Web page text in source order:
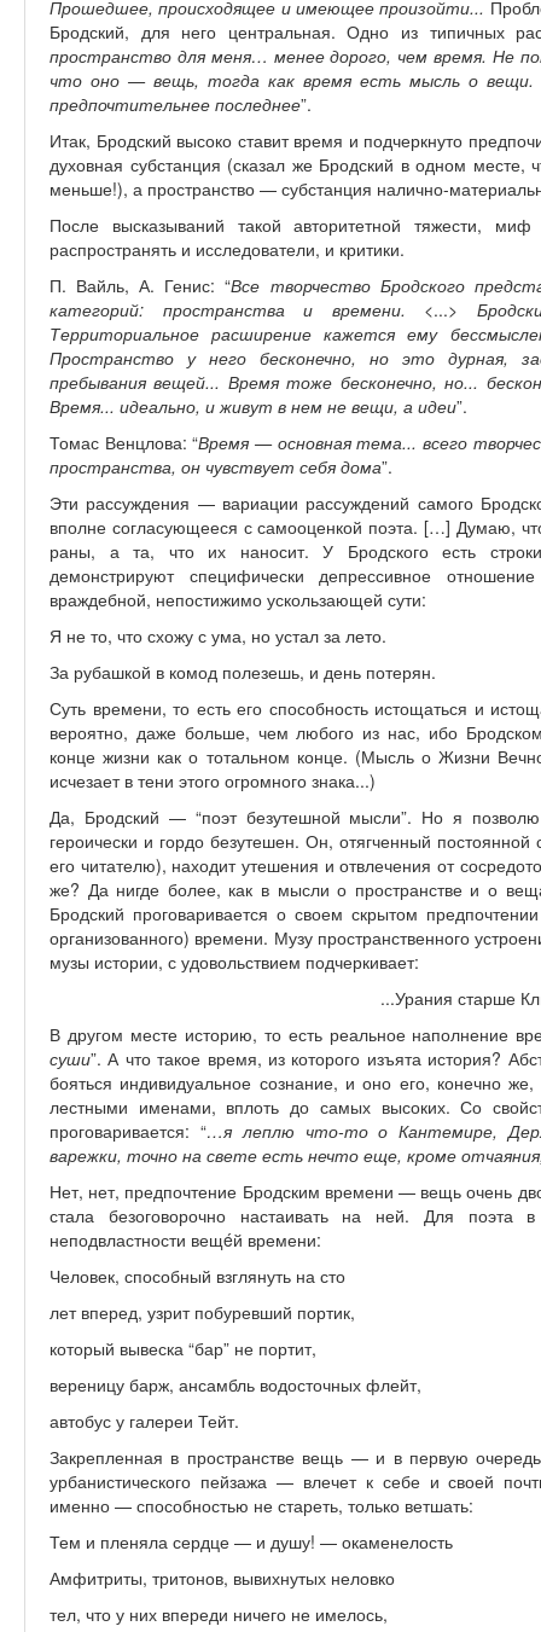
Прошедшее, происходящее и имеющее произойти...
Бродский, для него центральная. Одно из типичных
пространство для меня… менее дорого, чем время. Не
что оно — вещь, тогда как время есть мысль о
предпочтительнее последнее”.
Итак, Бродский высоко ставит время и подчеркнуто
духовная субстанция (сказал же Бродский в одном
меньше!), а пространство — субстанция налично-
После высказываний такой авторитетной тяжести,
распространять и исследователи, и критики.
П. Вайль, А. Генис: “Все творчество Бродского
категорий: пространства и времени. <...>
Территориальное расширение кажется ему
Пространство у него бесконечно, но это дурная,
пребывания вещей... Время тоже бесконечно, но...
Время... идеально, и живут в нем не вещи, а идеи”.
Томас Венцлова: “Время — основная тема... всего
пространства, он чувствует себя дома”.
Эти рассуждения — вариации рассуждений самого
вполне согласующееся с самооценкой поэта. […] Думаю,
раны, а та, что их наносит. У Бродского есть
демонстрируют специфически депрессивное
враждебной, непостижимо ускользающей сути:
Я не то, что схожу с ума, но устал за лето.
За рубашкой в комод полезешь, и день потерян.
Суть времени, то есть его способность истощаться и
вероятно, даже больше, чем любого из нас, ибо
конце жизни как о тотальном конце. (Мысль о Жизни
исчезает в тени этого огромного знака...)
Да, Бродский — “поэт безутешной мысли”. Но я
героически и гордо безутешен. Он, отягченный
его читателю), находит утешения и отвлечения от
же? Да нигде более, как в мысли о пространстве и о
Бродский проговаривается о своем скрытом
организованного) времени. Музу пространственного
музы истории, с удовольствием подчеркивает:
...Урания старше
В другом месте историю, то есть реальное наполнение
суши”. А что такое время, из которого изъята история?
бояться индивидуальное сознание, и оно его, конечно
лестными именами, вплоть до самых высоких. Со
проговаривается: “…я леплю что-то о Кантемире,
варежки, точно на свете есть нечто еще, кроме
Нет, нет, предпочтение Бродским времени — вещь очень
стала безоговорочно настаивать на ней. Для
неподвластности вещéй времени:
Человек, способный взглянуть на сто
лет вперед, узрит побуревший портик,
который вывеска “бар” не портит,
вереницу барж, ансамбль водосточных флейт,
автобус у галереи Тейт.
Закрепленная в пространстве вещь — и в первую
урбанистического пейзажа — влечет к себе и своей
именно — способностью не стареть, только ветшать:
Тем и пленяла сердце — и душу! — окаменелость
Амфитриты, тритонов, вывихнутых неловко
тел, что у них впереди ничего не имелось,